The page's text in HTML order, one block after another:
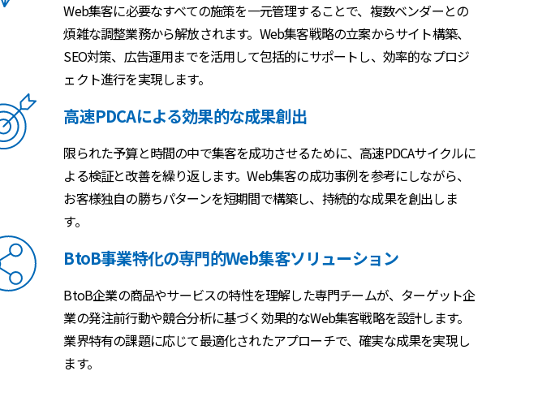
Web集客に必要なすべての施策を一元管理することで、複数ベンダーとの
煩雑な調整業務から解放されます。Web集客戦略の立案からサイト構築、
SEO対策、広告運用までを活用して包括的にサポートし、効率的なプロジ
ェクト進行を実現します。
高速PDCAによる効果的な成果創出
限られた予算と時間の中で集客を成功させるために、高速PDCAサイクルに
よる検証と改善を繰り返します。Web集客の成功事例を参考にしながら、
お客様独自の勝ちパターンを短期間で構築し、持続的な成果を創出しま
す。
BtoB事業特化の専門的Web集客ソリューション
BtoB企業の商品やサービスの特性を理解した専門チームが、ターゲット企
業の発注前行動や競合分析に基づく効果的なWeb集客戦略を設計します。
業界特有の課題に応じて最適化されたアプローチで、確実な成果を実現し
ます。